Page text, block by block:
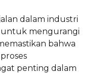
dalam industri
mengurangi
bahwa
penting dalam